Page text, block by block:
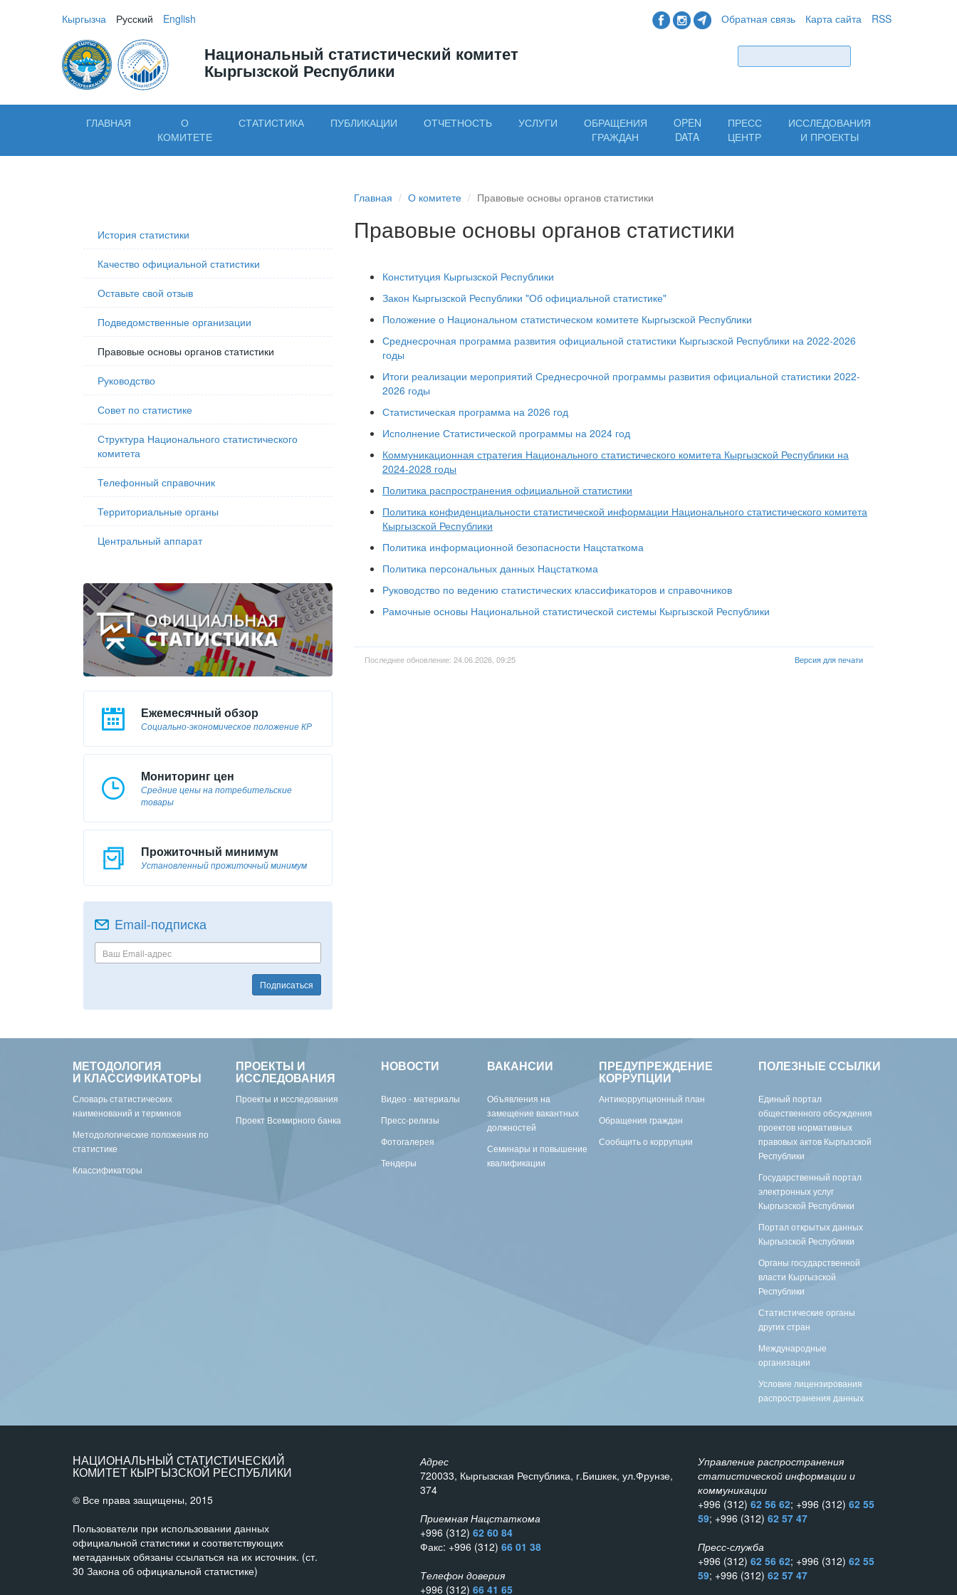
Кыргызча Русский English Обратная связь Карта сайта RSS
Национальный статистический комитет
Кыргызской Республики
ГЛАВНАЯ
О
КОМИТЕТЕ
СТАТИСТИКА ПУБЛИКАЦИИ ОТЧЕТНОСТЬ УСЛУГИ
ОБРАЩЕНИЯ
ГРАЖДАН
OPEN
DATA
ПРЕСС
ЦЕНТР
ИССЛЕДОВАНИЯ
И ПРОЕКТЫ
История статистики
Качество официальной статистики
Оставьте свой отзыв
Подведомственные организации
Правовые основы органов статистики
Руководство
Совет по статистике
Структура Национального статистического
комитета
Телефонный справочник
Территориальные органы
Центральный аппарат
Ежемесячный обзор
Социально-экономическое положение КР
Мониторинг цен
Средние цены на потребительские
товары
Прожиточный минимум
Установленный прожиточный минимум
Email-подписка
Подписаться
Главная О комитете Правовые основы органов статистики
Правовые основы органов статистики
Конституция Кыргызской Республики
Закон Кыргызской Республики "Об официальной статистике"
Положение о Национальном статистическом комитете Кыргызской Республики
Среднесрочная программа развития официальной статистики Кыргызской Республики на 2022-2026
годы
Итоги реализации мероприятий Среднесрочной программы развития официальной статистики 2022-
2026 годы
Статистическая программа на 2026 год
Исполнение Статистической программы на 2024 год
Коммуникационная стратегия Национального статистического комитета Кыргызской Республики на
2024-2028 годы
Политика распространения официальной статистики
Политика конфиденциальности статистической информации Национального статистического комитета
Кыргызской Республики
Политика информационной безопасности Нацстаткома
Политика персональных данных Нацстаткома
Руководство по ведению статистических классификаторов и справочников
Рамочные основы Национальной статистической системы Кыргызской Республики
Последнее обновление: 24.06.2026, 09:25 Версия для печати
МЕТОДОЛОГИЯ
И КЛАССИФИКАТОРЫ
Словарь статистических
наименований и терминов
Методологические положения по
статистике
Классификаторы
ПРОЕКТЫ И
ИССЛЕДОВАНИЯ
Проекты и исследования
Проект Всемирного банка
НОВОСТИ
Видео - материалы
Пресс-релизы
Фотогалерея
Тендеры
ВАКАНСИИ
Объявления на
замещение вакантных
должностей
Семинары и повышение
квалификации
ПРЕДУПРЕЖДЕНИЕ
КОРРУПЦИИ
Антикоррупционный план
Обращения граждан
Сообщить о коррупции
ПОЛЕЗНЫЕ ССЫЛКИ
Единый портал
общественного обсуждения
проектов нормативных
правовых актов Кыргызской
Республики
Государственный портал
электронных услуг
Кыргызской Республики
Портал открытых данных
Кыргызской Республики
Органы государственной
власти Кыргызской
Республики
Статистические органы
других стран
Международные
организации
Условие лицензирования
распространения данных
НАЦИОНАЛЬНЫЙ СТАТИСТИЧЕСКИЙ
КОМИТЕТ КЫРГЫЗСКОЙ РЕСПУБЛИКИ
© Все права защищены, 2015
Пользователи при использовании данных
официальной статистики и соответствующих
метаданных обязаны ссылаться на их источник. (ст.
30 Закона об официальной статистике)
Адрес
720033, Кыргызская Республика, г.Бишкек, ул.Фрунзе,
374
Приемная Нацстаткома
+996 (312) 62 60 84
Факс: +996 (312) 66 01 38
Телефон доверия
+996 (312) 66 41 65
Управление распространения
статистической информации и
коммуникации
+996 (312) 62 56 62; +996 (312) 62 55
59; +996 (312) 62 57 47
Пресс-служба
+996 (312) 62 56 62; +996 (312) 62 55
59; +996 (312) 62 57 47